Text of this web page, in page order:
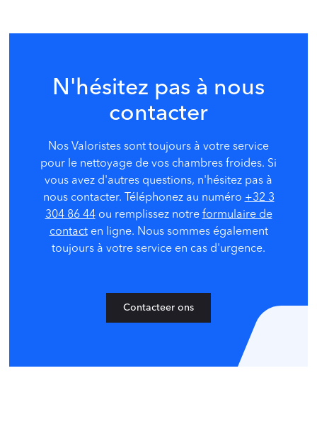
N'hésitez pas à nous
contacter
Nos Valoristes sont toujours à votre service
pour le nettoyage de vos chambres froides. Si
vous avez d'autres questions, n'hésitez pas à
nous contacter. Téléphonez au numéro +32 3
304 86 44ou remplissez notre formulaire de
contacten ligne. Nous sommes également
toujours à votre service en cas d'urgence.
Contacteer ons